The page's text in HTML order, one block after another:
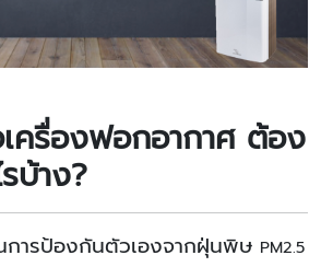
ครื่องฟอกอากาศ ต้อง
บ้าง?
การป้องกันตัวเองจากฝุ่นพิษ PM2.5